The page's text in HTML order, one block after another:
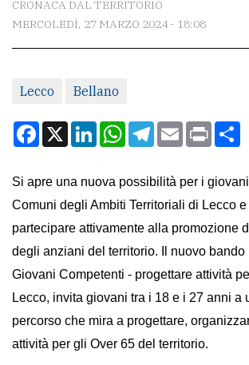
redazione
Per
tua
CERCA
Cerca
Ricerca
avanzata
CRONACA DAL TERRITORIO
MERCOLEDÌ, 27 MARZO 2024 - 18:08
Lecco Bellano
Facebook
X LinkedInWhatsApp
Telegram
EmailPrint
Si apre una nuova possibilità per i
Comuni degli Ambiti Territoriali di Lecco
partecipare attivamente alla promozione
degli anziani del territorio. Il nuovo bando
Giovani Competenti - progettare attività
Lecco, invita giovani tra i 18 e i 27 anni a
percorso che mira a progettare,
attività per gli Over 65 del territorio.